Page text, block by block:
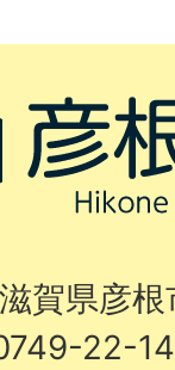
賀県彦
22-